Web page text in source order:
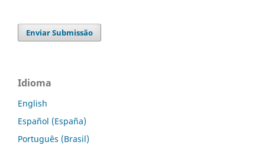
Enviar Submissão
Idioma
English
Español (España)
Português (Brasil)